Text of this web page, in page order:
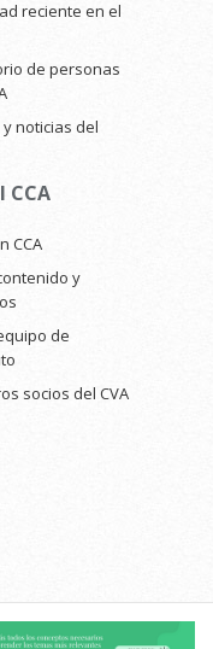
reciente en el
de personas
noticias del
CCA
CCA
y
de
socios del CVA